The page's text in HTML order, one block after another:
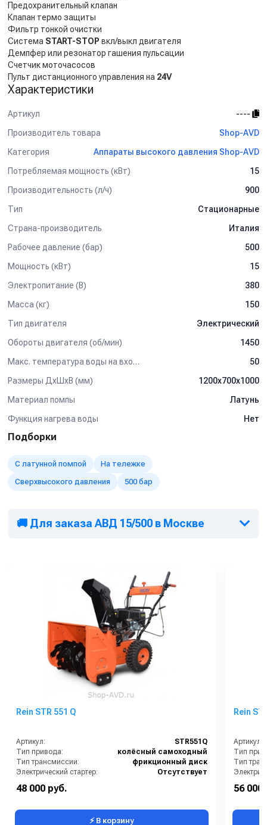
Предохранительный клапан
Клапан термо защиты
Фильтр тонкой очистки
Система START-STOP вкл/выкл двигателя
Демпфер или резонатор гашения пульсации
Счетчик моточасосов
Пульт дистанционного управления на 24V
Характеристики
Артикул
----
Производитель товара
Shop-AVD
Категория
Аппараты высокого давления Shop-AVD
Потребляемая мощность (кВт)
15
Производительность (л/ч)
900
Тип
Стационарные
Страна-производитель
Италия
Рабочее давление (бар)
500
Мощность (кВт)
15
Электропитание (В)
380
Масса (кг)
150
Тип двигателя
Электрический
Обороты двигателя (об/мин)
1450
Макс. температура воды на входе (°C)
50
Размеры ДхШхВ (мм)
1200х700х1000
Материал помпы
Латунь
Функция нагрева воды
Нет
Подборки
С латунной помпой
На тележке
Сверхвысокого давления
500 бар
🚚 Для заказа АВД 15/500 в Москве
Rein STR 551 Q
Артикул:
STR551Q
Тип привода:
колёсный самоходный
Тип трансмиссии:
фрикционный диск
Электрический стартер:
Отсутствует
Блокировка колёс:
Галогеновая фара:
48 000 руб.
⚡ В корзину
Rein
Артикул:
Тип
Тип
56 000